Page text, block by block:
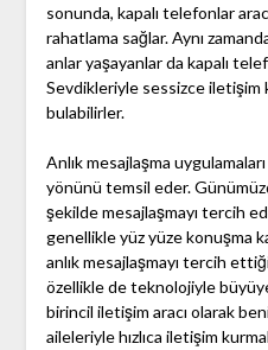
sonunda, kapalı telefonlar
rahatlama sağlar. Aynı
anlar yaşayanlar da kapalı
Sevdikleriyle sessizce
bulabilirler.
Anlık mesajlaşma
yönünü temsil eder.
şekilde mesajlaşmayı tercih
genellikle yüz yüze konuşma
anlık mesajlaşmayı tercih
özellikle de teknolojiyle
birincil iletişim aracı olarak
aileleriyle hızlıca iletişim